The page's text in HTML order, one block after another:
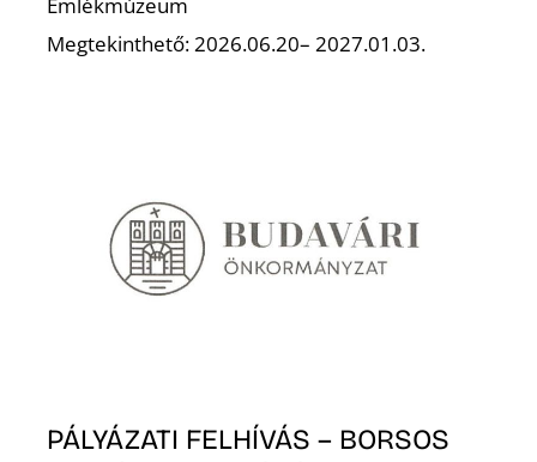
Megtekinthető: 2026.06.20– 2027.01.03.
PÁLYÁZATI FELHÍVÁS – BORSOS